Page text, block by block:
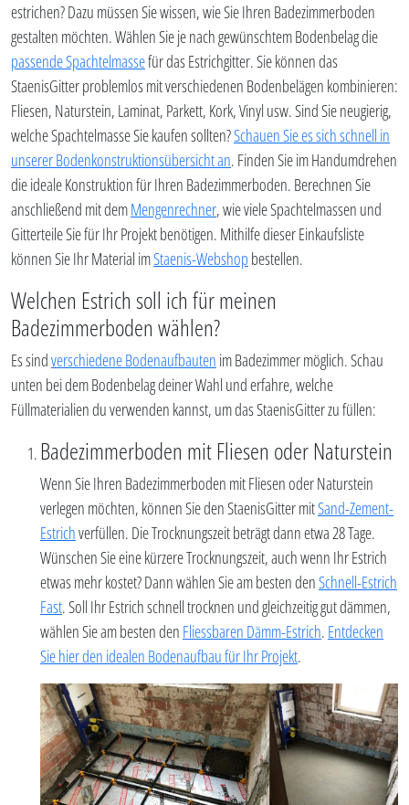
estrichen? Dazu müssen Sie wissen, wie Sie Ihren Badezimmerboden
gestalten möchten. Wählen Sie je nach gewünschtem Bodenbelag die
passende Spachtelmassefür das Estrichgitter. Sie können das
StaenisGitter problemlos mit verschiedenen Bodenbelägen kombinieren:
Fliesen, Naturstein, Laminat, Parkett, Kork, Vinyl usw. Sind Sie neugierig,
welche Spachtelmasse Sie kaufen sollten?Schauen Sie es sich schnell in
unserer Bodenkonstruktionsübersicht an. Finden Sie im Handumdrehen
die ideale Konstruktion für Ihren Badezimmerboden. Berechnen Sie
anschließend mit demMengenrechner, wie viele Spachtelmassen und
Gitterteile Sie für Ihr Projekt benötigen. Mithilfe dieser Einkaufsliste
können Sie Ihr Material imStaenis-Webshop bestellen.
Welchen Estrich soll ich für meinen
Badezimmerboden wählen?
Es sindverschiedene Bodenaufbauten im Badezimmer möglich. Schau
unten bei dem Bodenbelag deiner Wahl und erfahre, welche
Füllmaterialien du verwenden kannst, um das StaenisGitter zu füllen:
Badezimmerboden mit Fliesen oder Naturstein
Wenn Sie Ihren Badezimmerboden mit Fliesen oder Naturstein
verlegen möchten, können Sie den StaenisGitter mitSand-Zement-
Estrichverfüllen. Die Trocknungszeit beträgt dann etwa 28 Tage.
Wünschen Sie eine kürzere Trocknungszeit, auch wenn Ihr Estrich
etwas mehr kostet? Dann wählen Sie am besten denSchnell-Estrich
Fast. Soll Ihr Estrich schnell trocknen und gleichzeitig gut dämmen,
wählen Sie am besten den Fliessbaren Dämm-Estrich. Entdecken
Sie hier den idealen Bodenaufbau für Ihr Projekt.